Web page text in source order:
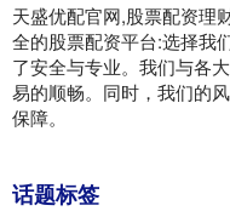
天盛优配官网,股票配资理
全的股票配资平台:选择我
了安全与专业。我们与各
易的顺畅。同时，我们的
保障。
话题标签